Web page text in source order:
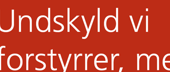
data og analyse i statslig
du lyst til at udvikle og bringe dine kompetencer
og Excel, kodning i DST’s
af aktindsigter og understøttelse af